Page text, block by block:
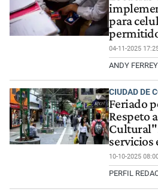
para
04-11-2025
ANDY
CIUDAD DE
Feriado
Respeto
servicios
10-10-2025
PERFIL